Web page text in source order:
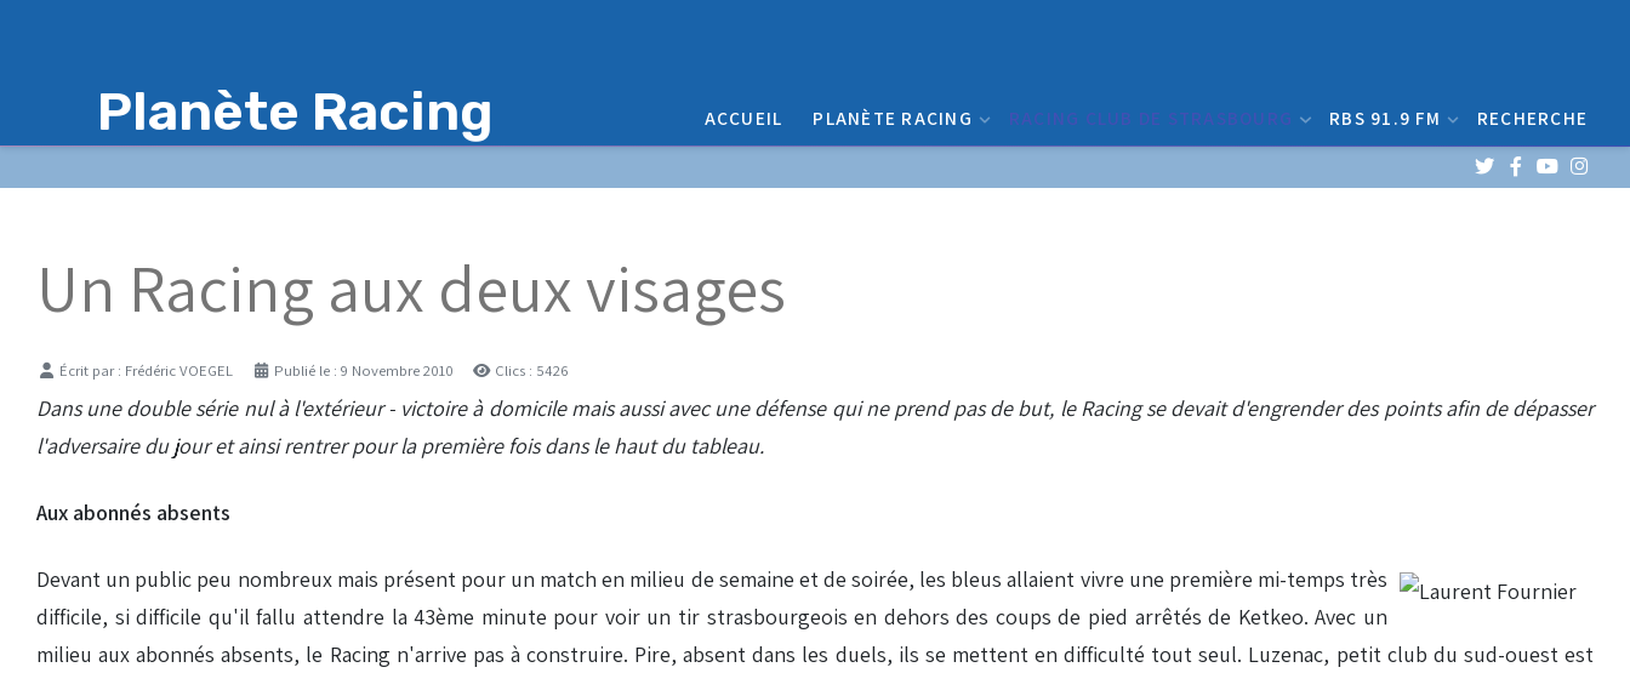
Planète Racing ACCUEIL PLANÈTE RACING RACING CLUB DE STRASBOURG RBS 91.9 FM RECHERCHE
Un Racing aux deux visages
DétailsÉcrit par : Frédéric VOEGEL Publié le : 9 Novembre 2010 Clics : 5426
Dans une double série nul à l'extérieur - victoire à domicile mais aussi avec une défense qui ne prend pas de but, le Racing se devait d'engrender des points afin de dépasser
l'adversaire du jour et ainsi rentrer pour la première fois dans le haut du tableau.
Aux abonnés absents
Devant un public peu nombreux mais présent pour un match en milieu de semaine et de soirée, les bleus allaient vivre une première mi-temps très
difficile, si difficile qu'il fallu attendre la 43ème minute pour voir un tir strasbourgeois en dehors des coups de pied arrêtés de Ketkeo. Avec un
milieu aux abonnés absents, le Racing n'arrive pas à construire. Pire, absent dans les duels, ils se mettent en difficulté tout seul. Luzenac, petit club du sud-ouest est